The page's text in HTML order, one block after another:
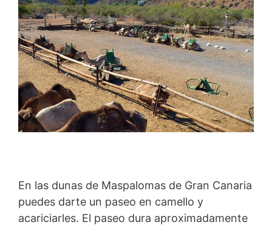
En las dunas de Maspalomas de Gran Canaria
puedes darte un paseo en camello y
acariciarles. El paseo dura aproximadamente